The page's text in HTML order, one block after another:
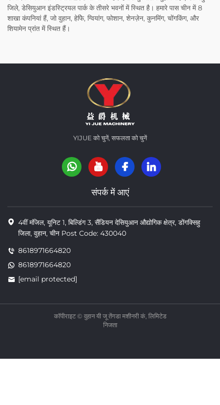
जिले, डेसियुआन इंडस्ट्रियल पार्क के तीसरे भवनों में स्थित है। हमारे पास चीन में 8
शाखा कंपनियां हैं, जो वुहान, हेफेि, ग्वियांग, फोशान, शेनज़ेन, कुनमिंग, चोंगकिंग, और
शियामेन प्रांत में स्थित हैं।
YIJUE को चुनें, सफलता को चुनें
संपर्क में आएं
4वीं मंजिल, यूनिट 1, बिल्डिंग 3, सैंडियन देसियुआन औद्योगिक क्षेत्र, डोंगक्सिहु
जिला, वुहान, चीन Post Code: 430040
8618971664820
8618971664820
[email protected]
कॉपीराइट © वुहान यी जू तेंगडा मशीनरी कं, लिमिटेड
निजता